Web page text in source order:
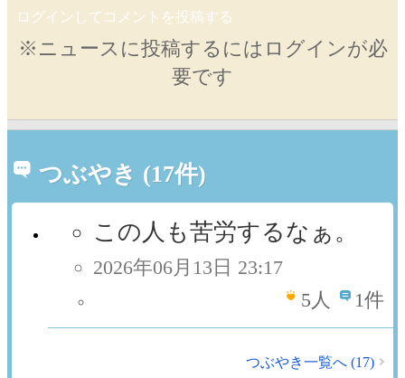
ログインしてコメントを投稿する
※ニュースに投稿するにはログインが必
要です
つぶやき (17件)
この人も苦労するなぁ。
2026年06月13日 23:17
5 人 1件
つぶやき一覧へ (17)